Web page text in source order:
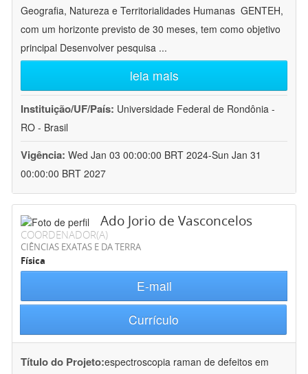
Geografia, Natureza e Territorialidades Humanas  GENTEH,
com um horizonte previsto de 30 meses, tem como objetivo
principal Desenvolver pesquisa ...
leia mais
Instituição/UF/País: Universidade Federal de Rondônia -
RO - Brasil
Vigência: Wed Jan 03 00:00:00 BRT 2024-Sun Jan 31
00:00:00 BRT 2027
Ado Jorio de Vasconcelos
COORDENADOR(A)
CIÊNCIAS EXATAS E DA TERRA
Física
E-mail
Currículo
Título do Projeto:espectroscopia raman de defeitos em